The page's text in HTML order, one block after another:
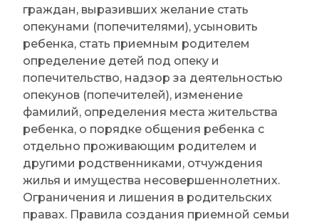
граждан, выразивших желание стать
опекунами (попечителями), усыновить
ребенка, стать приемным родителем
определение детей под опеку и
попечительство, надзор за деятельностью
опекунов (попечителей), изменение
фамилий, определения места жительства
ребенка, о порядке общения ребенка с
отдельно проживающим родителем и
другими родственниками, отчуждения
жилья и имущества несовершеннолетних.
Ограничения и лишения в родительских
правах. Правила создания приемной семьи